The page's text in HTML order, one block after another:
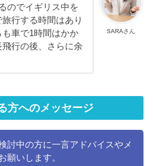
SARAさん
のでイギリス中を
行する時間はあり
車で1時間はかか
行の後、さらに余
方へのメッセージ
討中の方に一言アドバイスやメ
願いします。